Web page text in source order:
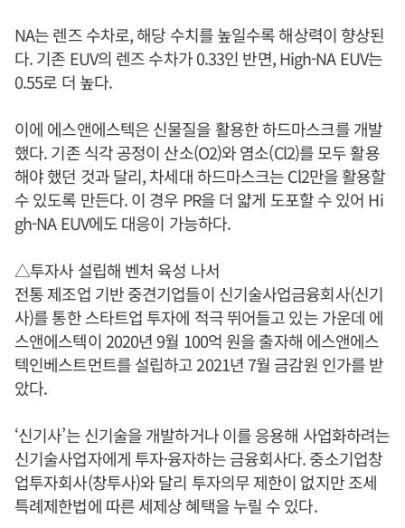
NA는 렌즈 수차로, 해당 수치를 높일수록 해상력이 향상된
다. 기존 EUV의 렌즈 수차가 0.33인 반면, High-NA EUV는
0.55로 더 높다.
이에 에스앤에스텍은 신물질을 활용한 하드마스크를 개발
했다. 기존 식각 공정이 산소(O2)와 염소(Cl2)를 모두 활용
해야 했던 것과 달리, 차세대 하드마스크는 Cl2만을 활용할
수 있도록 만든다. 이 경우 PR을 더 얇게 도포할 수 있어 Hi
gh-NA EUV에도 대응이 가능하다.
△투자사 설립해 벤처 육성 나서
전통 제조업 기반 중견기업들이 신기술사업금융회사(신기
사)를 통한 스타트업 투자에 적극 뛰어들고 있는 가운데 에
스앤에스텍이 2020년 9월 100억 원을 출자해 에스앤에스
텍인베스트먼트를 설립하고 2021년 7월 금감원 인가를 받
았다.
‘신기사’는 신기술을 개발하거나 이를 응용해 사업화하려는
신기술사업자에게 투자·융자하는 금융회사다. 중소기업창
업투자회사(창투사)와 달리 투자의무 제한이 없지만 조세
특례제한법에 따른 세제상 혜택을 누릴 수 있다.